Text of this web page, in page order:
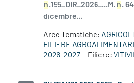
n.155_DIR_2026_...M. n.
dicembre...
Aree Tematiche:
FILIERE AGROALIMENTARI
2026-2027
Filiere: